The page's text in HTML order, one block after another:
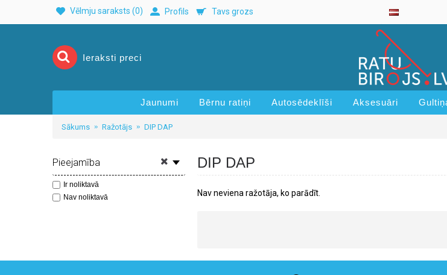
Vēlmju saraksts (0) Profils Tavs grozs
Jaunumi Bērnu ratiņi Autosēdeklīši Aksesuāri
Sākums Ražotājs DIP DAP
Pieejamība
Ir noliktavā
Nav noliktavā
DIP DAP
Nav neviena ražotāja, ko parādīt.